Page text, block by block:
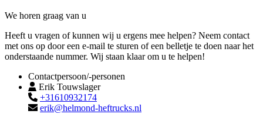
We horen graag van u
Heeft u vragen of kunnen wij u ergens mee helpen? Neem contact
met ons op door een e-mail te sturen of een belletje te doen naar het
onderstaande nummer. Wij staan klaar om u te helpen!
Contactpersoon/-personen
Erik Touwslager
+31610932174
erik@helmond-heftrucks.nl